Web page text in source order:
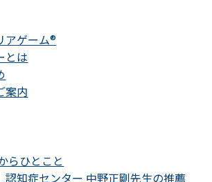
アゲーム®
とは
案内
らひとこと
知症センター 中野正剛先生の推薦